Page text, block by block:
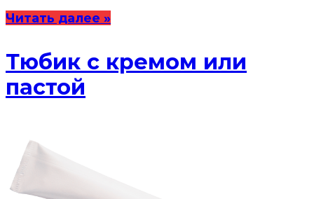
Читать далее »
Тюбик с кремом или
пастой